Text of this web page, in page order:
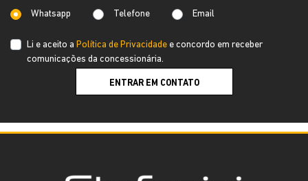
Whatsapp Telefone Email
Li e aceito a Política de Privacidade e concordo em receber
comunicações da concessionária.
ENTRAR EM CONTATO